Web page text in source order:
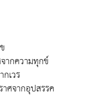
ากความทุกข์
เวร
ศจากอุปสรรค